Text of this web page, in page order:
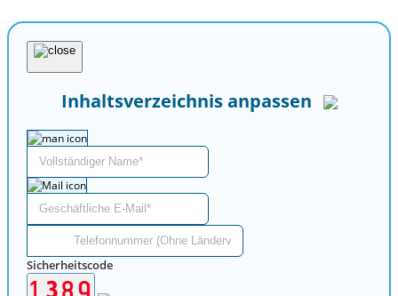
Inhaltsverzeichnis anpassen
Sicherheitscode